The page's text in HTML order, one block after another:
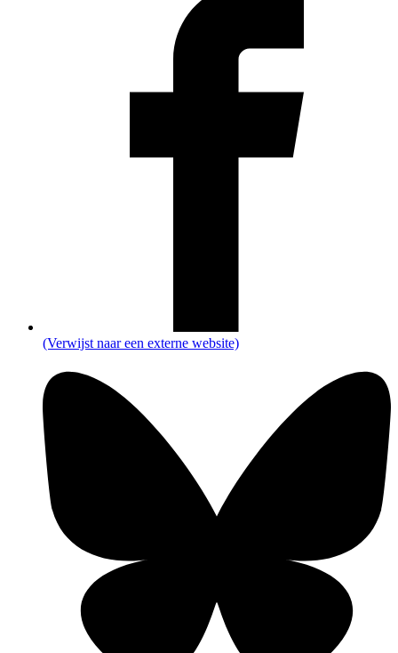
(Verwijst naar een externe website)